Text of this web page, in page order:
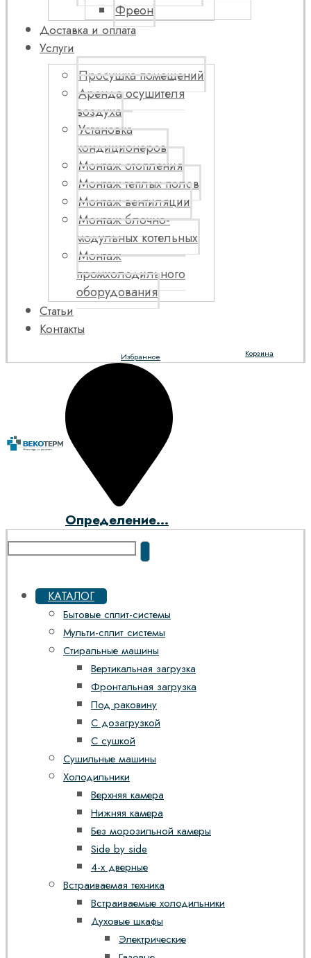
Фреон
Доставка и оплата
Услуги
Просушка помещений
Аренда осушителя
воздуха
Установка
кондиционеров
Монтаж отопления
Монтаж теплых полов
Монтаж вентиляции
Монтаж блочно-
модульных котельных
Монтаж
промхолодильного
оборудования
Статьи
Контакты
Корзина
Избранное
Определение...
КАТАЛОГ
Бытовые сплит-системы
Мульти-сплит системы
Стиральные машины
Вертикальная загрузка
Фронтальная загрузка
Под раковину
С дозагрузкой
С сушкой
Сушильные машины
Холодильники
Верхняя камера
Нижняя камера
Без морозильной камеры
Side by side
4-х дверные
Встраиваемая техника
Встраиваемые холодильники
Духовые шкафы
Электрические